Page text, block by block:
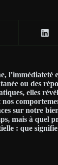
l’immédiateté
ou des
elles
sur notre
mais à quel
: que